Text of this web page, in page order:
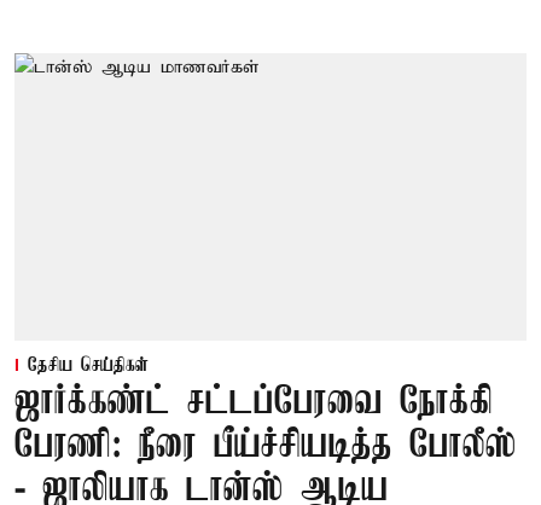
தேசிய செய்திகள்
ஜார்க்கண்ட் சட்டப்பேரவை நோக்கி
பேரணி: நீரை பீய்ச்சியடித்த போலீஸ்
- ஜாலியாக டான்ஸ் ஆடிய